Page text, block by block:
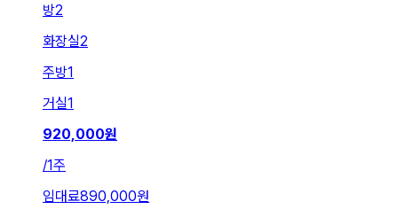
방2
화장실2
주방1
거실1
920,000원
/1주
임대료890,000원